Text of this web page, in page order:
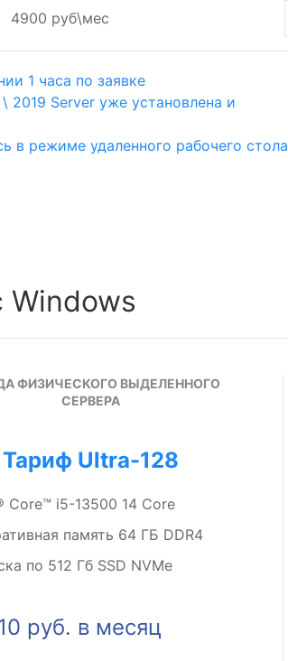
4900 руб\мес
1 часа по заявке
2019 Server уже установлена и
в режиме удаленного рабочего стола
Windows
ФИЗИЧЕСКОГО ВЫДЕЛЕННОГО
СЕРВЕРА
Тариф Ultra-128
Core™ i5-13500 14 Core
память 64 ГБ DDR4
по 512 Гб SSD NVMe
руб. в месяц